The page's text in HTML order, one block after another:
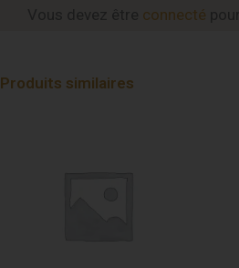
connecté
Produits similaires